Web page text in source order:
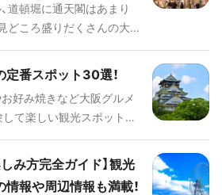
級の海遊館など、遊びに
た、大阪の駅周辺をはじ
多くあり、ショッピング
リアの見どころや観光ス
情報まで、大阪旅行の全
道頓堀に通天閣はあまり
どころ盛りだくさんの大
ジオ・ジャパン。2025年に
ますます盛り上がってい
図から大阪の定番スポッ
マップで、素敵な旅の計画
番スポット30選！
好み焼きなど大阪グルメ
して楽しい観光スポットも
トを厳選してご紹介しま
み方完全ガイド】観光
報や周辺情報も満載！